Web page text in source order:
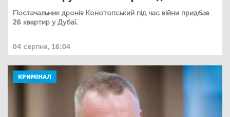
Постачальник дронів Конотопський під час війни придбав
26 квартир у Дубаї.
04 серпня, 16:04
КРИМІНАЛ